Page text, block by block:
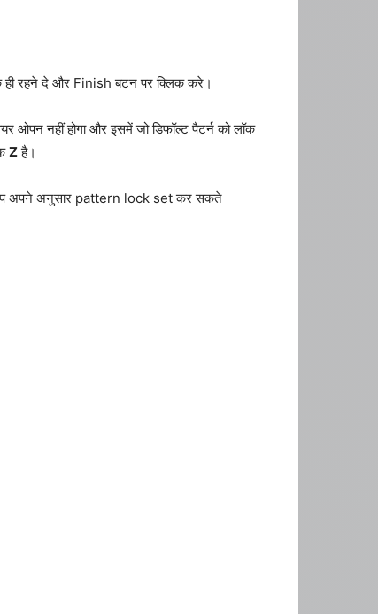
ही रहने दे और Finish बटन पर क्लिक करे।
नहीं होगा और इसमें जो डिफॉल्ट पैटर्न को लॉक
Zहै।
आप अपने अनुसार pattern lock set कर सकते